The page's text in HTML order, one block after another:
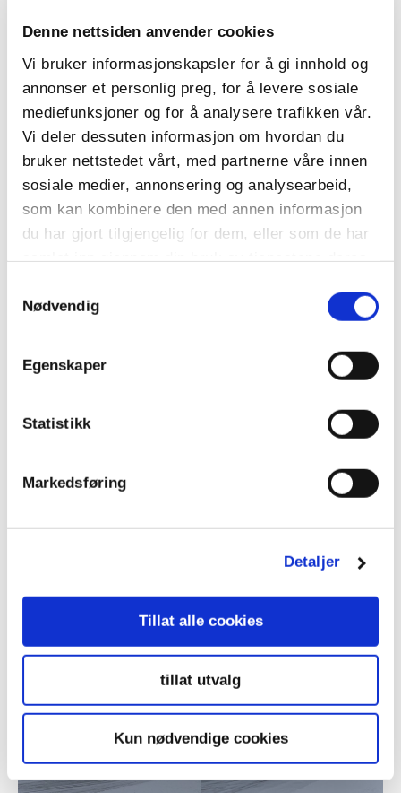
Denne nettsiden anvender cookies
Vi bruker informasjonskapsler for å gi innhold og
annonser et personlig preg, for å levere sosiale
mediefunksjoner og for å analysere trafikken vår.
Vi deler dessuten informasjon om hvordan du
bruker nettstedet vårt, med partnerne våre innen
sosiale medier, annonsering og analysearbeid,
som kan kombinere den med annen informasjon
du har gjort tilgjengelig for dem, eller som de har
samlet inn gjennom din bruk av tjenestene deres.
Nødvendig
Egenskaper
Statistikk
Markedsføring
Detaljer
Tillat alle cookies
tillat utvalg
Kun nødvendige cookies